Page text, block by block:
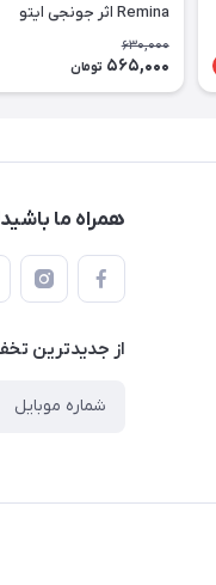
Remina اثر جونجی ایتو
630,000
565,000 تومان
همراه ما
از جدید‌ترین